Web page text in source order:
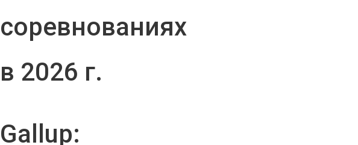
соревнованиях
в 2026 г.
Gallup: